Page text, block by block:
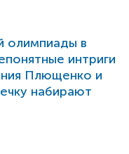
олимпиады в
интриги
Плющенко и
набирают